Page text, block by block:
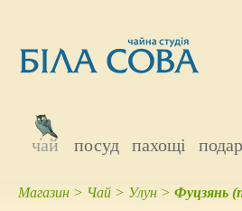
чай посуд пахощі
Магазин > Чай > Улун > Фуцзянь